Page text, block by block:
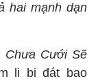
hai mạnh dạn
Chưa Cưới Sẽ
li bi đát bao